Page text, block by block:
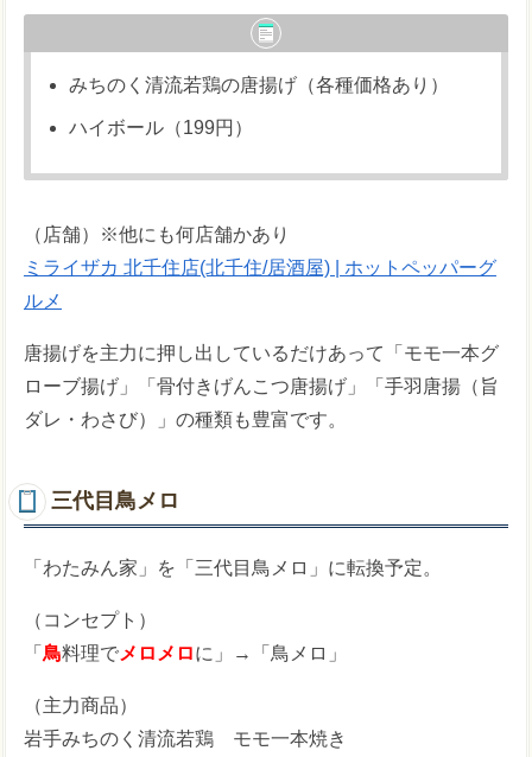
みちのく清流若鶏の唐揚げ（各種価格あり）
ハイボール（199円）
（店舗）※他にも何店舗かあり
ミライザカ 北千住店(北千住/居酒屋) | ホットペッパーグ
ルメ
唐揚げを主力に押し出しているだけあって「モモ一本グ
ローブ揚げ」「骨付きげんこつ唐揚げ」「手羽唐揚（旨
ダレ・わさび）」の種類も豊富です。
三代目鳥メロ
「わたみん家」を「三代目鳥メロ」に転換予定。
（コンセプト）
「 鳥料理でメロメロに」→「鳥メロ」
（主力商品）
岩手みちのく清流若鶏 モモ一本焼き